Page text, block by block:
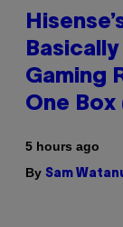
Gaming
One
5 hours ago
By Sam